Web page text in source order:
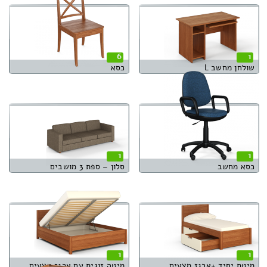
1
שולחן מחשב L
6
כסא
1
כסא מחשב
1
סלון – ספת 3 מושבים
1
1